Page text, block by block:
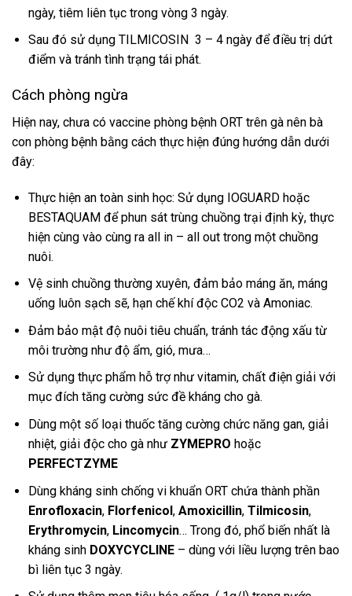
ngày, tiêm liên tục trong vòng 3 ngày.
Sau đó sử dụng TILMICOSIN 3 – 4 ngày để điều trị dứt
điểm và tránh tình trạng tái phát.
Cách phòng ngừa
Hiện nay, chưa có vaccine phòng bệnh ORT trên gà nên bà
con phòng bệnh bằng cách thực hiện đúng hướng dẫn dưới
đây:
Thực hiện an toàn sinh học: Sử dụng IOGUARD hoặc
BESTAQUAM để phun sát trùng chuồng trại định kỳ, thực
hiện cùng vào cùng ra all in – all out trong một chuồng
nuôi.
Vệ sinh chuồng thường xuyên, đảm bảo máng ăn, máng
uống luôn sạch sẽ, hạn chế khí độc CO2 và Amoniac.
Đảm bảo mật độ nuôi tiêu chuẩn, tránh tác động xấu từ
môi trường như độ ẩm, gió, mưa…
Sử dụng thực phẩm hỗ trợ như vitamin, chất điện giải với
mục đích tăng cường sức đề kháng cho gà.
Dùng một số loại thuốc tăng cường chức năng gan, giải
nhiệt, giải độc cho gà như ZYMEPRO hoặc
PERFECTZYME
Dùng kháng sinh chống vi khuẩn ORT chứa thành phần
Enrofloxacin, Florfenicol, Amoxicillin, Tilmicosin,
Erythromycin, Lincomycin… Trong đó, phổ biến nhất là
kháng sinh DOXYCYCLINE– dùng với liều lượng trên bao
bì liên tục 3 ngày.